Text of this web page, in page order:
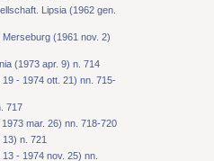
Lipsia (1962 gen.
(1961 nov. 2)
(1973 apr. 9) n. 714
19 - 1974 ott. 21) nn. 715-
717
mar. 26) nn. 718-720
n. 721
- 1974 nov. 25) nn.